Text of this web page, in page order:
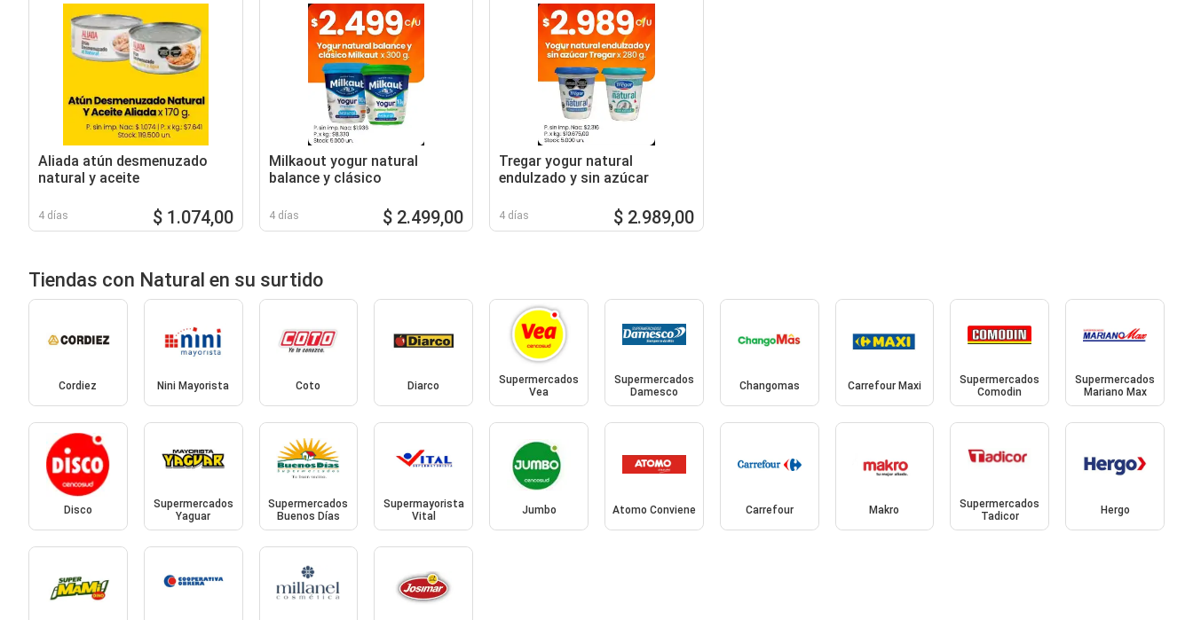
Aliada atún desmenuzado
natural y aceite
4 días $ 1.074,00
Milkaout yogur natural
balance y clásico
4 días $ 2.499,00
Tregar yogur natural
endulzado y sin azúcar
4 días $ 2.989,00
Tiendas con Natural en su surtido
Cordiez Nini Mayorista Coto Diarco
Supermercados
Vea
Supermercados
Damesco
Changomas Carrefour Maxi
Supermercados
Comodin
Supermercados
Mariano Max
Disco
Supermercados
Yaguar
Supermercados
Buenos Días
Supermayorista
Vital
Jumbo Atomo Conviene Carrefour Makro
Supermercados
Tadicor
Hergo